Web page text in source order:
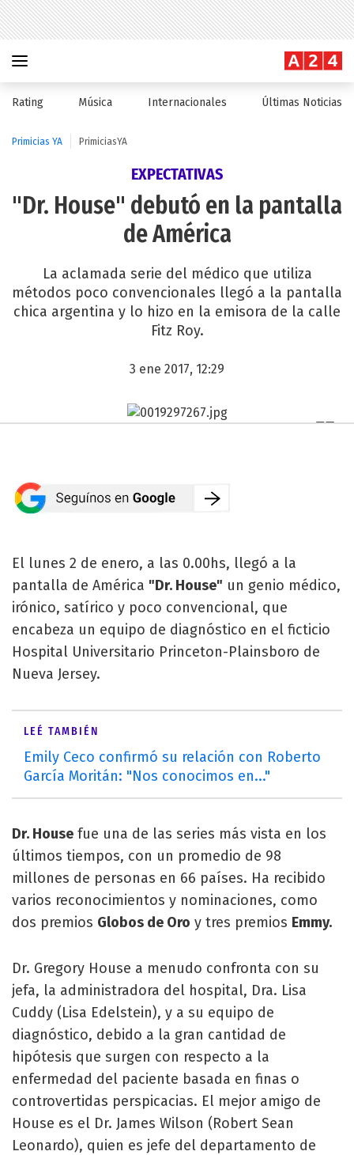
Rating Música Internacionales Últimas Noticias
Primicias YA PrimiciasYA
EXPECTATIVAS
"Dr. House" debutó en la pantalla
de América
La aclamada serie del médico que utiliza
métodos poco convencionales llegó a la pantalla
chica argentina y lo hizo en la emisora de la calle
Fitz Roy.
3 ene 2017, 12:29
El lunes 2 de enero, a las 0.00hs, llegó a la
pantalla de América "Dr. House" un genio médico,
irónico, satírico y poco convencional, que
encabeza un equipo de diagnóstico en el ficticio
Hospital Universitario Princeton-Plainsboro de
Nueva Jersey.
LEÉ TAMBIÉN
Emily Ceco confirmó su relación con Roberto
García Moritán: "Nos conocimos en..."
Dr. House fue una de las series más vista en los
últimos tiempos, con un promedio de 98
millones de personas en 66 países. Ha recibido
varios reconocimientos y nominaciones, como
dos premios Globos de Oro y tres premios Emmy.
Dr. Gregory House a menudo confronta con su
jefa, la administradora del hospital, Dra. Lisa
Cuddy (Lisa Edelstein), y a su equipo de
diagnóstico, debido a la gran cantidad de
hipótesis que surgen con respecto a la
enfermedad del paciente basada en finas o
controvertidas perspicacias. El mejor amigo de
House es el Dr. James Wilson (Robert Sean
Leonardo), quien es jefe del departamento de